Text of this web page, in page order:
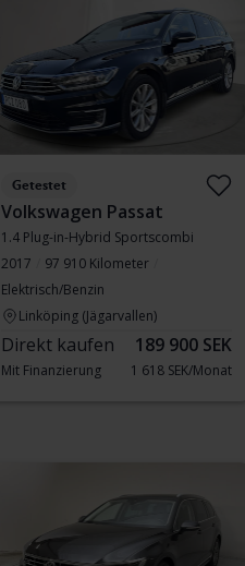
Getestet
Volkswagen Passat
1.4 Plug-in-Hybrid Sportscombi
2017
97 910 Kilometer
Elektrisch/Benzin
Linköping (Jägarvallen)
Direkt kaufen 189 900 SEK
Mit Finanzierung 1 618 SEK/Monat